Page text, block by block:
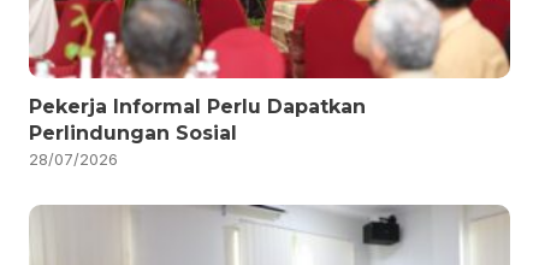
Pekerja Informal Perlu Dapatkan
Perlindungan Sosial
28/07/2026